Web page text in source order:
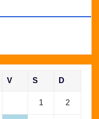
V S D
1 2